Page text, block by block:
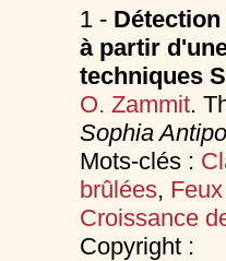
1 -
à partir
techniques
O. Zammit.
Sophia
Mots-clés :
brûlées,
Croissance
Copyright :